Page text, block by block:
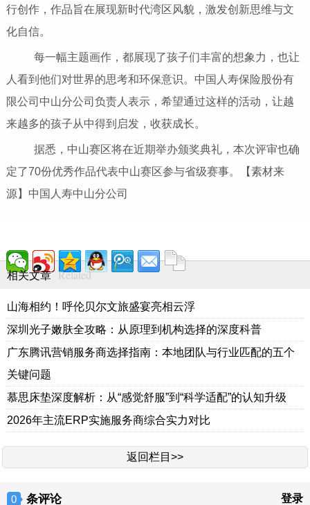
行创作，作品旨在展现新时代湾区风貌，激发创新思维与文
化自信。
每一幅主题画作，都展现了孩子们丰富的想象力，也让
人看到他们对世界的思考和环保意识。中国人寿保险股份有
限公司中山分公司负责人表示，希望通过这样的活动，让越
来越多的孩子从中得到启发，收获成长。
据悉，中山赛区将在近期举办颁奖典礼，本次评审也确
定了70份优秀作品代表中山赛区参与省级赛事。【素材来
源】中国人寿中山分公司
相关文章 Related
山海相约！呼伦贝尔文旅盛宴亮相云浮
深圳光子嫩肤全攻略：从原理到机构选择的深度科普
广东腾讯营销服务商选择指南：本地团队与行业匹配的五个
关键问题
慕思床垫深度解析：从“感觉舒服”到“科学适配”的认知升级
2026年主流ERP实施服务商综合实力对比
返回栏目>>
0 条评论 登录